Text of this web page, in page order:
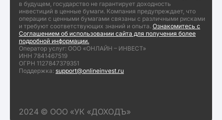
в будущем, государство не гарантирует доходность
инвестиций в ценные бумаги. Компания предупреждает, что
операции с ценными бумагами связаны с различными рисками
и требуют соответствующих знаний и опыта. Ознакомитесь с
Соглашением об использовании сайта для получения более
подробной информации.
Оператор услуг: ООО «ОНЛАЙН – ИНВЕСТ»
ИНН 7841467519
ОГРН 1127847379351
Поддержка: support@onlineinvest.ru
2024 © ООО «УК «ДОХОДЪ»